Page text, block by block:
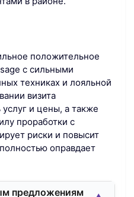
положительное
с сильными
техниках и лояльной
визита
и цены, а также
проработки с
риски и повысит
оправдает
предложениям